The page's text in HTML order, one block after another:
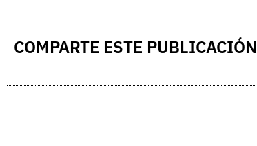
COMPARTE ESTE PUBLICACIÓN